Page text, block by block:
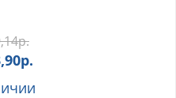
р.
р.